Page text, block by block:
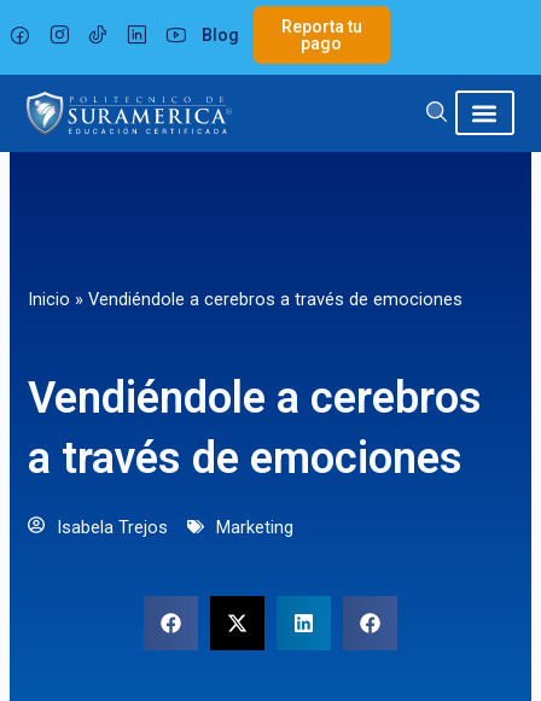
al
contenido
Blog
Reporta tu
pago
Inicio » Vendiéndole a cerebros a través de emociones
Vendiéndole a cerebros
a través de emociones
Isabela Trejos Marketing